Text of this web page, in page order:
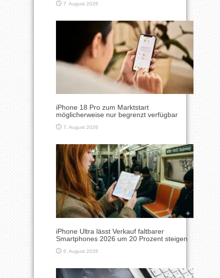
7. August 2026
iPhone 18 Pro zum Marktstart
möglicherweise nur begrenzt verfügbar
7. August 2026
iPhone Ultra lässt Verkauf faltbarer
Smartphones 2026 um 20 Prozent steigen
6. August 2026